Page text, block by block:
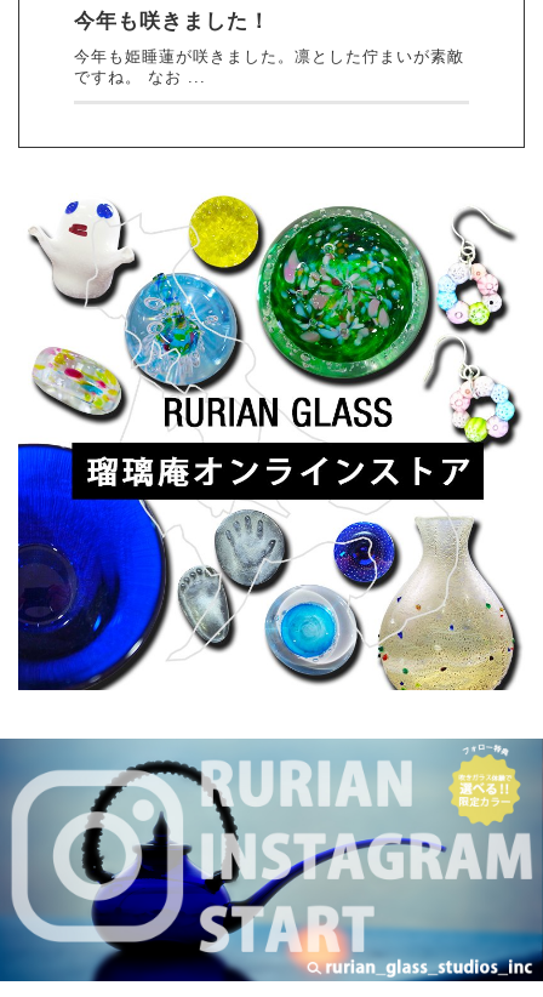
今年も咲きました！
今年も姫睡蓮が咲きました。凛とした佇まいが素敵
ですね。 なお ...